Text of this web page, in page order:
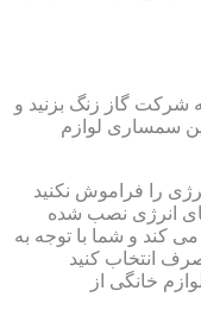
شرکت گاز زنگ بزنید و
سمساری لوازم
را فراموش نکنید
انرژی نصب شده
کند و شما با توجه به
انتخاب کنید
خانگی از